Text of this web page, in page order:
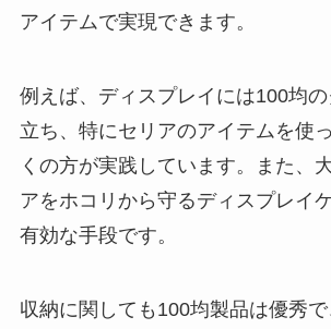
アイテムで実現できます。
例えば、ディスプレイには100均
立ち、特にセリアのアイテムを使
くの方が実践しています。また、
アをホコリから守るディスプレイ
有効な手段です。
収納に関しても100均製品は優秀